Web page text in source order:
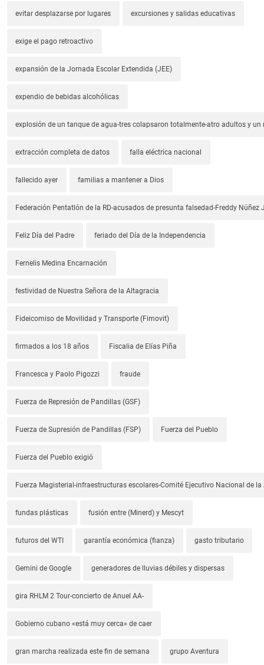
evitar desplazarse por lugares excursiones y salidas educativas
exige el pago retroactivo
expansión de la Jornada Escolar Extendida (JEE)
expendio de bebidas alcohólicas
explosión de un tanque de agua-tres colapsaron totalmente-atro adultos y un
extracción completa de datos falla eléctrica nacional
fallecido ayer familias a mantener a Dios
Federación Pentatlón de la RD-acusados de presunta falsedad-Freddy Núñez
Feliz Día del Padre feriado del Día de la Independencia
Fernelis Medina Encarnación
festividad de Nuestra Señora de la Altagracia
Fideicomiso de Movilidad y Transporte (Fimovit)
firmados a los 18 años Fiscalia de Elías Piña
Francesca y Paolo Pigozzi fraude
Fuerza de Represión de Pandillas (GSF)
Fuerza de Supresión de Pandillas (FSP) Fuerza del Pueblo
Fuerza del Pueblo exigió
Fuerza Magisterial-infraestructuras escolares-Comité Ejecutivo Nacional de la
fundas plásticas fusión entre (Minerd) y Mescyt
futuros del WTI garantía económica (fianza) gasto tributario
Gemini de Google generadores de lluvias débiles y dispersas
gira RHLM 2 Tour-concierto de Anuel AA-
Gobierno cubano «está muy cerca» de caer
gran marcha realizada este fin de semana grupo Aventura